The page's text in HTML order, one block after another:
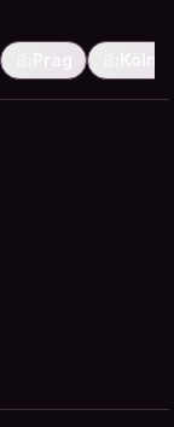
Prag Köln